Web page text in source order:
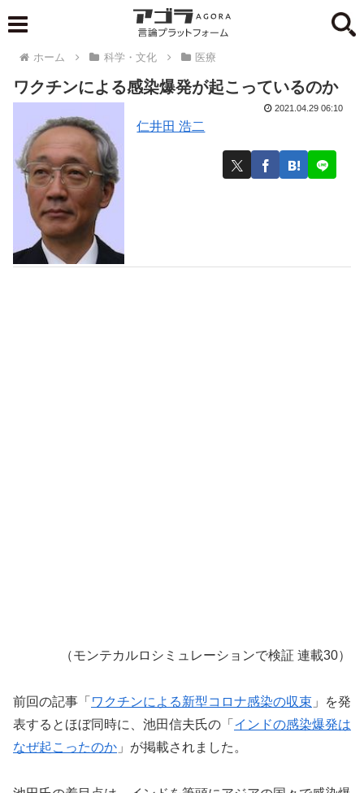
ホーム 科学・文化 医療
ワクチンによる感染爆発が起こっているのか
仁井田 浩二
2021.04.29 06:10
（モンテカルロシミュレーションで検証 連載30）
前回の記事「 ワクチンによる新型コロナ感染の収束 」を発
表するとほぼ同時に、池田信夫氏の「 インドの感染爆発は
なぜ起こったのか 」が掲載されました。